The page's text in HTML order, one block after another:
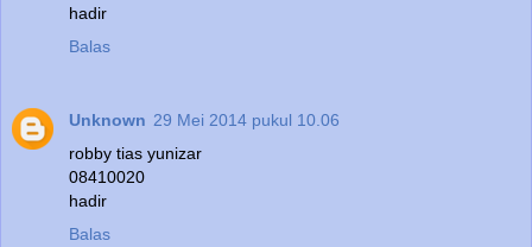
hadir
Balas
Unknown 29 Mei 2014 pukul 10.06
robby tias yunizar
08410020
hadir
Balas